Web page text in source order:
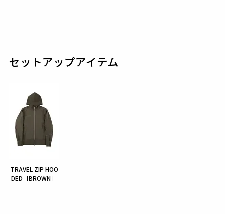
セットアップアイテム
TRAVEL ZIP HOO
DED［BROWN］